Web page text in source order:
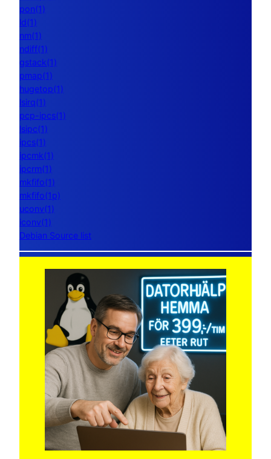
pon(1)
ld(1)
nm(1)
ndiff(1)
gstack(1)
pmap(1)
hugetop(1)
lsirq(1)
pcp-ipcs(1)
lsipc(1)
ipcs(1)
ipcmk(1)
ipcrm(1)
mkfifo(1)
mkfifo(1p)
uconv(1)
iconv(1)
Debian Source list